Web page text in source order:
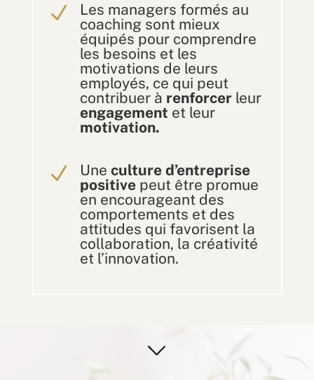
N
Les managers formés au
coaching sont mieux
équipés pour comprendre
les besoins et les
motivations de leurs
employés, ce qui peut
contribuer à renforcer leur
engagement et leur
motivation.
N Une culture d’entreprise
positivepeut être promue
en encourageant des
comportements et des
attitudes qui favorisent la
collaboration, la créativité
et l’innovation.